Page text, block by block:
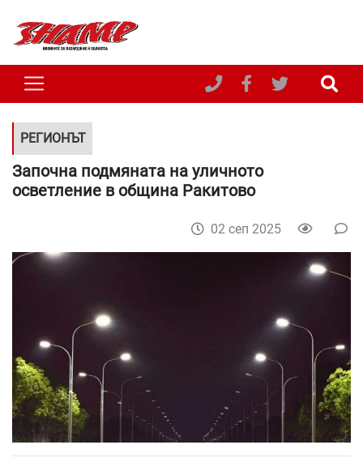
РЕГИОНЪТ
Започна подмяната на уличното
осветление в община Ракитово
02 сеп 2025